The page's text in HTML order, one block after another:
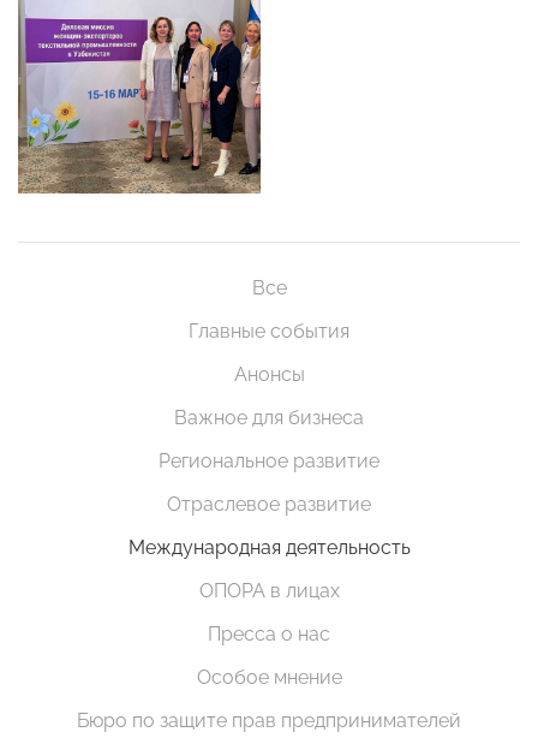
Все
Главные события
Анонсы
Важное для бизнеса
Региональное развитие
Отраслевое развитие
Международная деятельность
ОПОРА в лицах
Пресса о нас
Особое мнение
Бюро по защите прав предпринимателей